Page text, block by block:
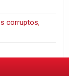
corruptos,